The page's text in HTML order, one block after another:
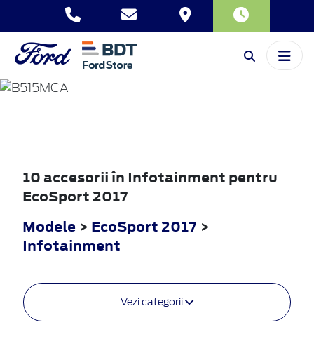
ECOSPORT
10 accesorii în Infotainment pentru
EcoSport 2017
Modele > EcoSport 2017 >
Infotainment
Vezi categorii